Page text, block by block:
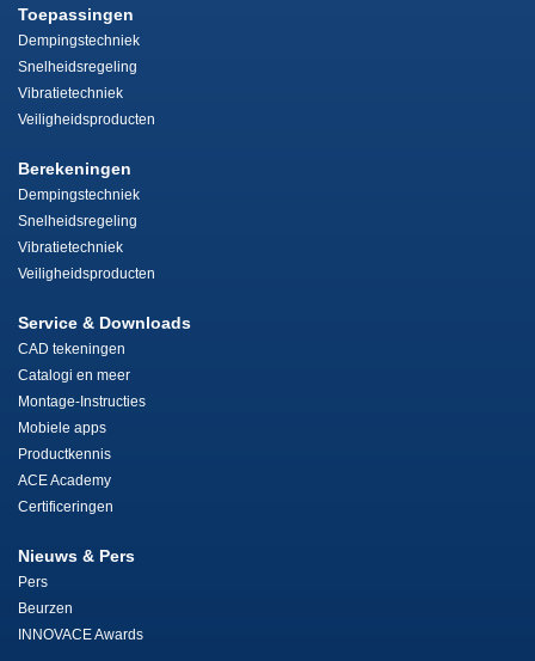
Toepassingen
Dempingstechniek
Snelheidsregeling
Vibratietechniek
Veiligheidsproducten
Berekeningen
Dempingstechniek
Snelheidsregeling
Vibratietechniek
Veiligheidsproducten
Service & Downloads
CAD tekeningen
Catalogi en meer
Montage-Instructies
Mobiele apps
Productkennis
ACE Academy
Certificeringen
Nieuws & Pers
Pers
Beurzen
INNOVACE Awards